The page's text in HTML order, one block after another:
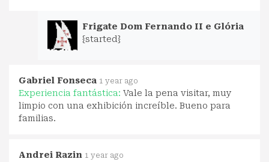
Frigate Dom Fernando II e Glória
{started}
Gabriel Fonseca 1 year ago
Experiencia fantástica: Vale la pena visitar, muy
limpio con una exhibición increíble. Bueno para
familias.
Andrei Razin 1 year ago